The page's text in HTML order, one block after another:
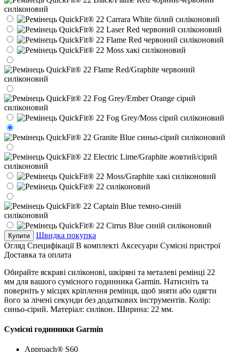
Купити
Швидка покупка
Огляд Специфікації В комплекті Аксесуари Сумісні пристрої
Доставка та оплата
Обирайте яскраві силіконові, шкіряні та металеві ремінці 22
мм для вашого сумісного годинника Garmin. Натисніть та
поверніть у місцях кріплення ремінця, щоб зняти або одягти
його за лічені секунди без додаткових інструментів. Колір:
синьо-сірий. Матеріал: силікон. Ширина: 22 мм.
Сумісні годинники Garmin
Approach® S60